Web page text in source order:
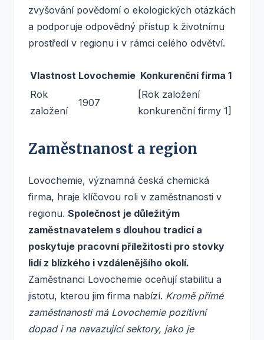
zvyšování povědomí o ekologických otázkách
a podporuje odpovědný přístup k životnímu
prostředí v regionu i v rámci celého odvětví.
Vlastnost Lovochemie Konkurenční firma 1
Rok
založení
1907
[Rok založení
konkurenční firmy 1]
Zaměstnanost a region
Lovochemie, významná česká chemická
firma, hraje klíčovou roli v zaměstnanosti v
regionu. Společnost je důležitým
zaměstnavatelem s dlouhou tradicí a
poskytuje pracovní příležitosti pro stovky
lidí z blízkého i vzdálenějšího okolí.
Zaměstnanci Lovochemie oceňují stabilitu a
jistotu, kterou jim firma nabízí. Kromě přímé
zaměstnanosti má Lovochemie pozitivní
dopad i na navazující sektory, jako je